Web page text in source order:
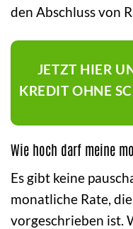
den Abschluss von
JETZT HIER
KREDIT OHNE
Wie hoch darf meine
Es gibt keine
monatliche Rate,
vorgeschrieben ist.